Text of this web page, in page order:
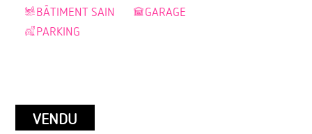
BÂTIMENT SAIN
GARAGE
PARKING
VENDU